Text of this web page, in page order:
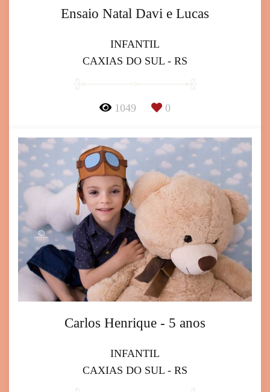
Ensaio Natal Davi e Lucas
INFANTIL
CAXIAS DO SUL - RS
1049 0
Carlos Henrique - 5 anos
INFANTIL
CAXIAS DO SUL - RS